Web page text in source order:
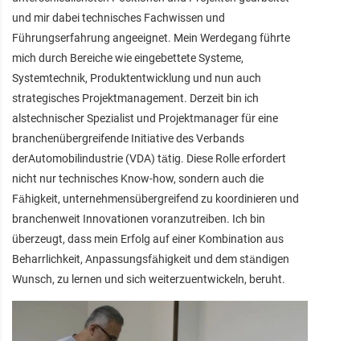
und mir dabei technisches Fachwissen und
Führungserfahrung angeeignet. Mein Werdegang führte
mich durch Bereiche wie eingebettete Systeme,
Systemtechnik, Produktentwicklung und nun auch
strategisches Projektmanagement. Derzeit bin ich
alstechnischer Spezialist und Projektmanager für eine
branchenübergreifende Initiative des Verbands
derAutomobilindustrie (VDA) tätig. Diese Rolle erfordert
nicht nur technisches Know-how, sondern auch die
Fähigkeit, unternehmensübergreifend zu koordinieren und
branchenweit Innovationen voranzutreiben. Ich bin
überzeugt, dass mein Erfolg auf einer Kombination aus
Beharrlichkeit, Anpassungsfähigkeit und dem ständigen
Wunsch, zu lernen und sich weiterzuentwickeln, beruht.